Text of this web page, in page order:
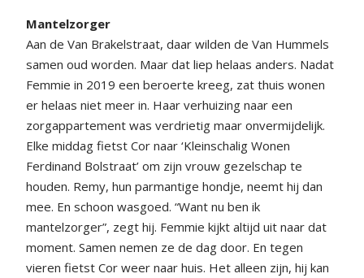
Mantelzorger
Aan de Van Brakelstraat, daar wilden de Van Hummels
samen oud worden. Maar dat liep helaas anders. Nadat
Femmie in 2019 een beroerte kreeg, zat thuis wonen
er helaas niet meer in. Haar verhuizing naar een
zorgappartement was verdrietig maar onvermijdelijk.
Elke middag fietst Cor naar ‘Kleinschalig Wonen
Ferdinand Bolstraat’ om zijn vrouw gezelschap te
houden. Remy, hun parmantige hondje, neemt hij dan
mee. En schoon wasgoed. “Want nu ben ik
mantelzorger”, zegt hij. Femmie kijkt altijd uit naar dat
moment. Samen nemen ze de dag door. En tegen
vieren fietst Cor weer naar huis. Het alleen zijn, hij kan